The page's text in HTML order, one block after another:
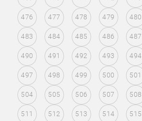
476 477 478 479 480
483 484 485 486 487
490 491 492 493 494
497 498 499 500 501
504 505 506 507 508
511 512 513 514 515